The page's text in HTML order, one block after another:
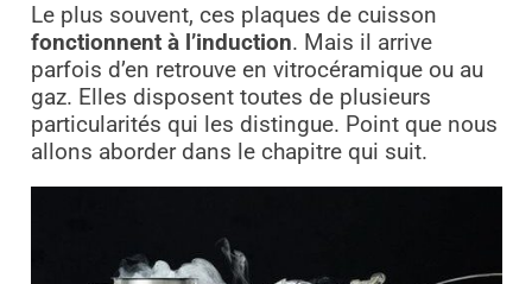
Le plus souvent, ces plaques de cuisson
fonctionnent à l’induction. Mais il arrive
parfois d’en retrouve en vitrocéramique ou au
gaz. Elles disposent toutes de plusieurs
particularités qui les distingue. Point que nous
allons aborder dans le chapitre qui suit.